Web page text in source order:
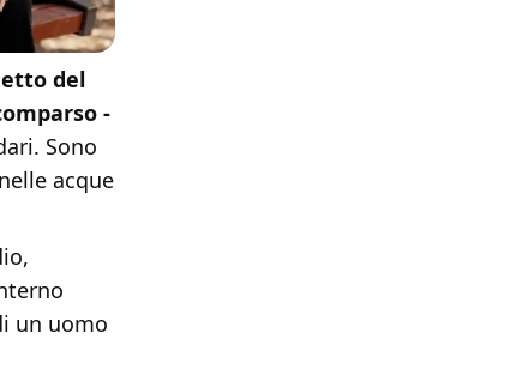
del
-
Sono
acque
un uomo